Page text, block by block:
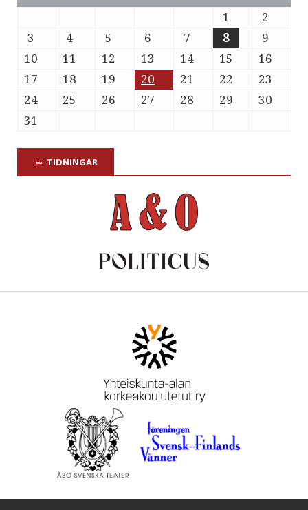
1
2
3
4 5 6 7 8
9
10
11 12 13 14 15
16
17
18 19 20 21 22
23
24
25 26 27 28 29
30
31
TIDNINGAR